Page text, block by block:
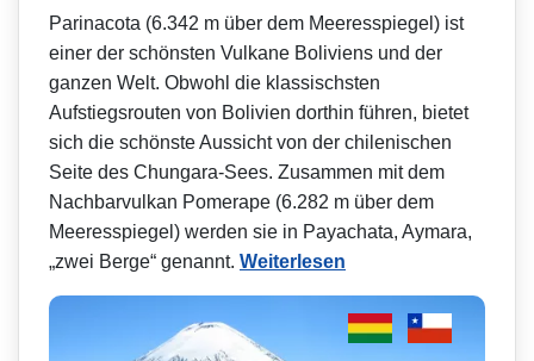
Parinacota (6.342 m über dem Meeresspiegel) ist
einer der schönsten Vulkane Boliviens und der
ganzen Welt. Obwohl die klassischsten
Aufstiegsrouten von Bolivien dorthin führen, bietet
sich die schönste Aussicht von der chilenischen
Seite des Chungara-Sees. Zusammen mit dem
Nachbarvulkan Pomerape (6.282 m über dem
Meeresspiegel) werden sie in Payachata, Aymara,
„zwei Berge“ genannt. Weiterlesen